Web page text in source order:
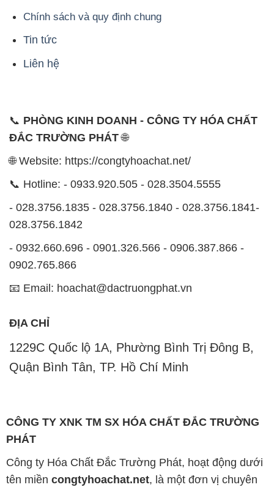
Chính sách và quy định chung
Tin tức
Liên hệ
📞 PHÒNG KINH DOANH - CÔNG TY HÓA CHẤT
ĐẮC TRƯỜNG PHÁT🌐
🌐 Website: https://congtyhoachat.net/
📞 Hotline: - 0933.920.505 - 028.3504.5555
- 028.3756.1835 - 028.3756.1840 - 028.3756.1841-
028.3756.1842
- 0932.660.696 - 0901.326.566 - 0906.387.866 -
0902.765.866
📧 Email: hoachat@dactruongphat.vn
ĐỊA CHỈ
1229C Quốc lộ 1A, Phường Bình Trị Đông B,
Quận Bình Tân, TP. Hồ Chí Minh
CÔNG TY XNK TM SX HÓA CHẤT ĐẮC TRƯỜNG
PHÁT
Công ty Hóa Chất Đắc Trường Phát, hoạt động dưới
tên miền congtyhoachat.net, là một đơn vị chuyên